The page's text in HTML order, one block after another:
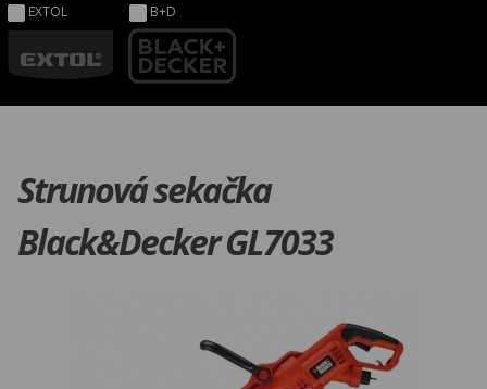
EXTOL B+D
Strunová sekačka
Black&Decker GL7033